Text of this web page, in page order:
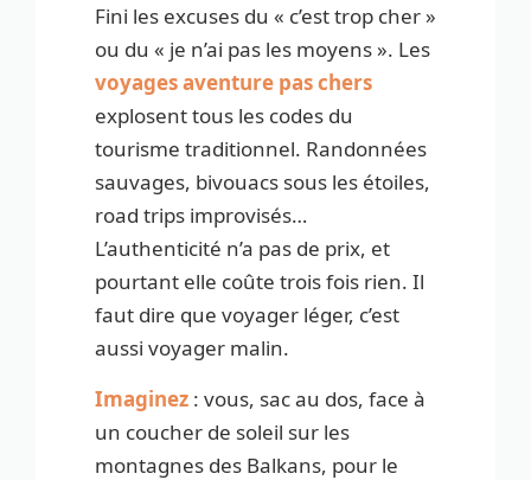
Fini les excuses du « c’est trop cher »
ou du « je n’ai pas les moyens ». Les
voyages aventure pas chers
explosent tous les codes du
tourisme traditionnel. Randonnées
sauvages, bivouacs sous les étoiles,
road trips improvisés…
L’authenticité n’a pas de prix, et
pourtant elle coûte trois fois rien. Il
faut dire que voyager léger, c’est
aussi voyager malin.
Imaginez : vous, sac au dos, face à
un coucher de soleil sur les
montagnes des Balkans, pour le